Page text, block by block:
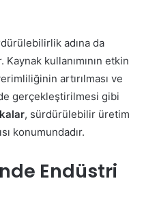
adına da
kullanımının etkin
artırılması ve
gerçekleştirilmesi gibi
, sürdürülebilir üretim
konumundadır.
Endüstri